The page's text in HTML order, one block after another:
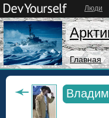
Люди
Главная